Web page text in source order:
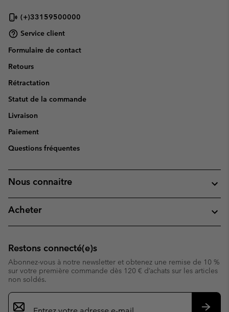
(+)33159500000
Service client
Formulaire de contact
Retours
Rétractation
Statut de la commande
Livraison
Paiement
Questions fréquentes
Nous connaitre
Acheter
Restons connecté(e)s
Abonnez-vous à notre newsletter et obtenez une remise de 10 %
sur votre première commande dès 120 € d’achats sur les articles
non soldés.
Inscription
par